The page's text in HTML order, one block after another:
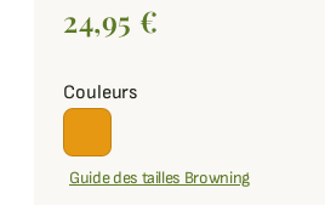
24,95 €
Couleurs
Guide des tailles Browning